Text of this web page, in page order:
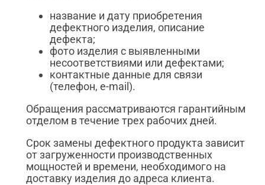
название и дату приобретения
дефектного изделия, описание
дефекта;
фото изделия с выявленными
несоответствиями или дефектами;
контактные данные для связи
(телефон, e-mail).
Обращения рассматриваются гарантийным
отделом в течение трех рабочих дней.
Срок замены дефектного продукта зависит
от загруженности производственных
мощностей и времени, необходимого на
доставку изделия до адреса клиента.